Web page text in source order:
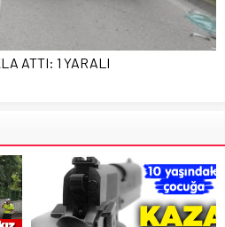
ATTI: 1 YARALI